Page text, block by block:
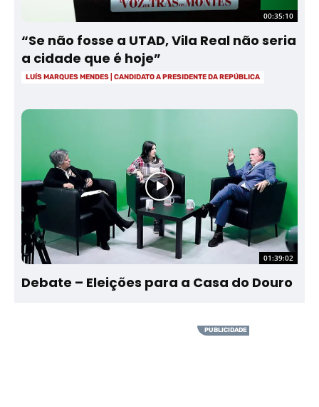
00:35:10
“Se não fosse a UTAD, Vila Real não seria
a cidade que é hoje”
LUÍS MARQUES MENDES | CANDIDATO A PRESIDENTE DA REPÚBLICA
01:39:02
Debate – Eleições para a Casa do Douro